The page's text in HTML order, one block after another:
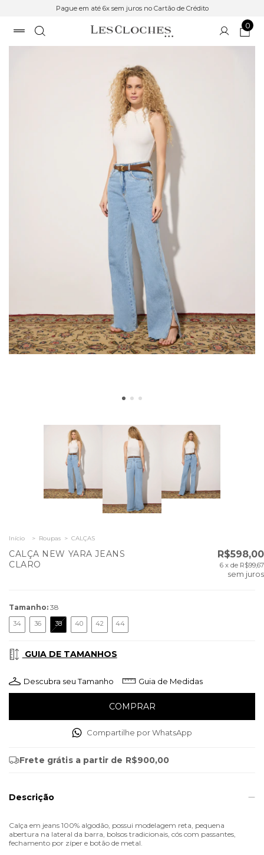
Pague em até 6x sem juros no Cartão de Crédito
0
Início > Roupas > CALÇAS
CALÇA NEW YARA JEANS
CLARO
R$598,00
6 x de R$99,67
sem juros
Tamanho: 38
34 36 38 40 42 44
GUIA DE TAMANHOS
Descubra seu Tamanho Guia de Medidas
Compartilhe por WhatsApp
Frete grátis a partir de R$900,00
Descrição
Calça em jeans 100% algodão, possui modelagem reta, pequena
abertura na lateral da barra, bolsos tradicionais, cós com passantes,
fechamento por zíper e botão de metal.